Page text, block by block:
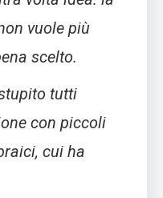
vuole più
scelto.
tutti
con piccoli
cui ha